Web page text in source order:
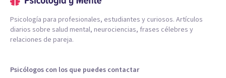
Psicología para profesionales, estudiantes y curiosos. Artículos
diarios sobre salud mental, neurociencias, frases célebres y
relaciones de pareja.
Psicólogos con los que puedes contactar